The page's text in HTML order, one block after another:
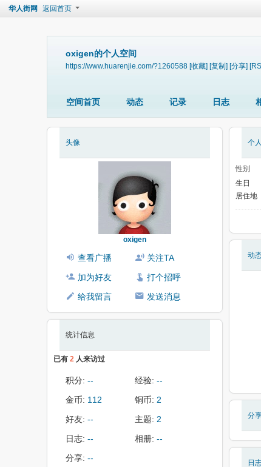
华人街网 返回首页
oxigen的个人空间
https://www.huarenjie.com/?1260588 [收藏] [复制] [分享]
空间首页 动态 记录 日志
头像
oxigen
查看广播
关注TA
加为好友
打个招呼
给我留言
发送消息
统计信息
已有 2 人来访过
积分: -- 经验: --
金币: 112 铜币: 2
好友: -- 主题: 2
日志: -- 相册: --
分享: --
个
性别
生日
居住地
动
分
日